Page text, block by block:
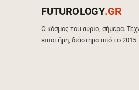
FUTUROLOGY.GR
Ο κόσμος του αύριο, σήμερα.
επιστήμη, διάστημα από το 2015.